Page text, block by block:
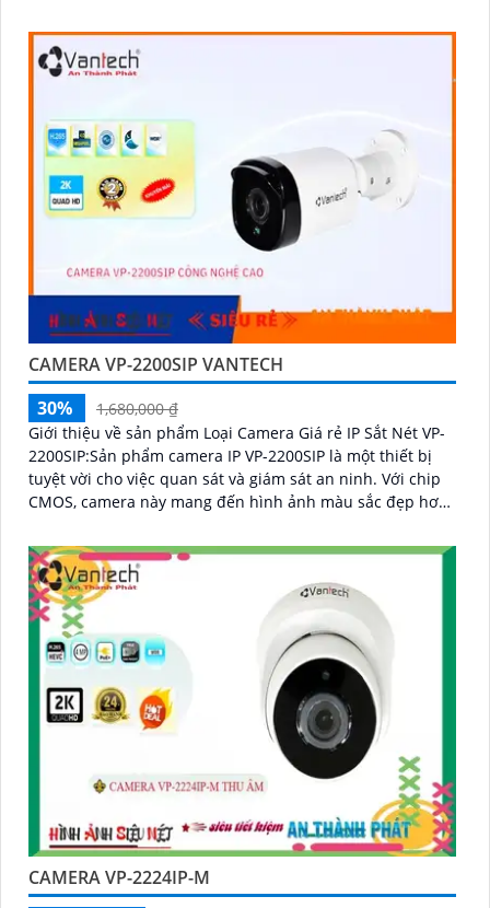
CAMERA VP-2200SIP VANTECH
30%
1,680,000 ₫
Giới thiệu về sản phẩm Loại Camera Giá rẻ IP Sắt Nét VP-
2200SIP:Sản phẩm camera IP VP-2200SIP là một thiết bị
tuyệt vời cho việc quan sát và giám sát an ninh. Với chip
CMOS, camera này mang đến hình ảnh màu sắc đẹp hơn
CAMERA VP-2224IP-M